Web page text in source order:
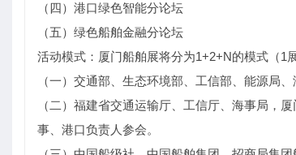
（四）港口绿色智能分论坛
（五）绿色船舶金融分论坛
活动模式：厦门船舶展将分为1+2+N的模式（1
（一）交通部、生态环境部、工信部、能源局
（二）福建省交通运输厅、工信厅、海事局，
事、港口负责人参会。